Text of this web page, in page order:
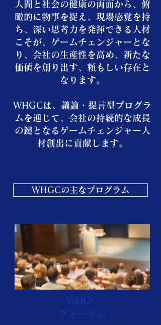
人間と社会の健康の両面から、俯
瞰的に物事を捉え、現場感覚を持
ち、深い思考力を発揮できる人材
こそが、ゲームチェンジャーとな
り、会社の生産性を高め、新たな
価値を創り出す、頼もしい存在と
なります。
WHGCは、議論・提言型プログラ
ムを通じて、会社の持続的な成長
の鍵となるゲームチェンジャー人
材創出に貢献します。
WHGCの主なプログラム
WHGC
フォーラム